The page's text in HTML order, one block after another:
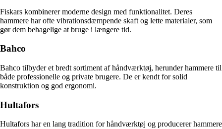
Fiskars kombinerer moderne design med funktionalitet. Deres
hammere har ofte vibrationsdæmpende skaft og lette materialer, som
gør dem behagelige at bruge i længere tid.
Bahco
Bahco tilbyder et bredt sortiment af håndværktøj, herunder hammere til
både professionelle og private brugere. De er kendt for solid
konstruktion og god ergonomi.
Hultafors
Hultafors har en lang tradition for håndværktøj og producerer hammere